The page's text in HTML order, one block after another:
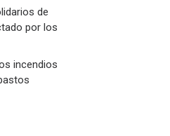
de
por los
incendios